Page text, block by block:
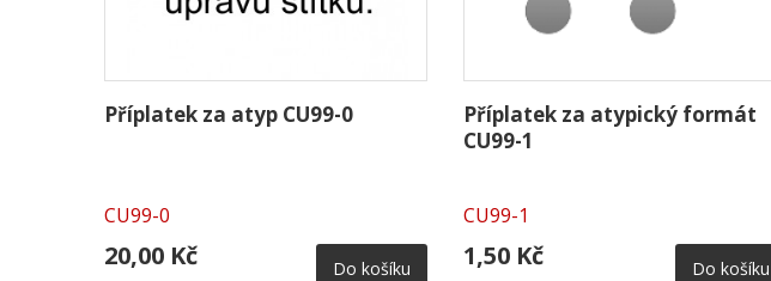
Příplatek za atyp CU99-0
CU99-0
20,00 Kč Do košíku
Příplatek za atypický formát
CU99-1
CU99-1
1,50 Kč Do košíku